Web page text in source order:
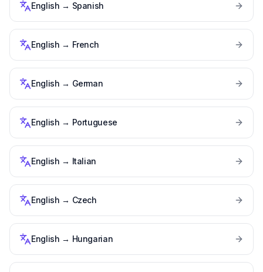
English → Spanish
English → French
English → German
English → Portuguese
English → Italian
English → Czech
English → Hungarian